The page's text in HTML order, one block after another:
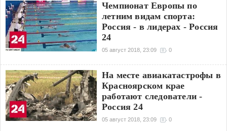
Чемпионат Европы по
летним видам спорта:
Россия - в лидерах - Россия
24
05 август 2018, 23:09 0
На месте авиакатастрофы в
Красноярском крае
работают следователи -
Россия 24
05 август 2018, 23:09 0